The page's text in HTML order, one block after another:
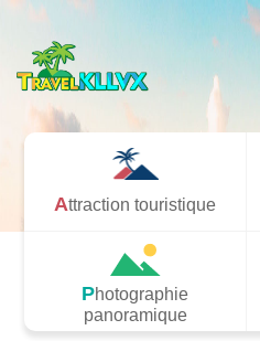
Attraction touristique
Photographie
panoramique